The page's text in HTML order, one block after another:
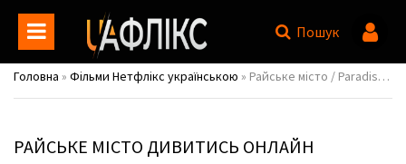
Пошук
Головна » Фільми Нетфлікс українською » Райське місто / Paradise City
РАЙСЬКЕ МІСТО ДИВИТИСЬ ОНЛАЙН